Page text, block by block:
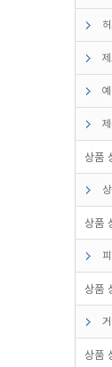
상품
상품
상품
상품